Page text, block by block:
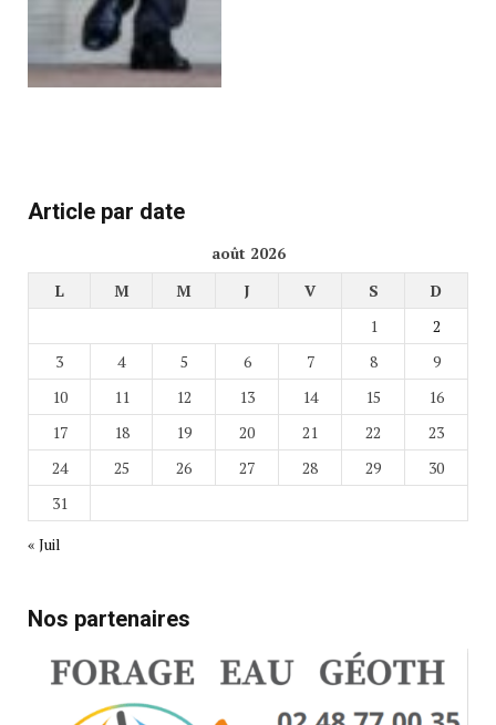
Article par date
août 2026
L
M M J V S
D
1
2
3
4 5 6 7 8
9
10
11 12 13 14 15
16
17
18 19 20 21 22
23
24
25 26 27 28 29
30
31
« Juil
Nos partenaires